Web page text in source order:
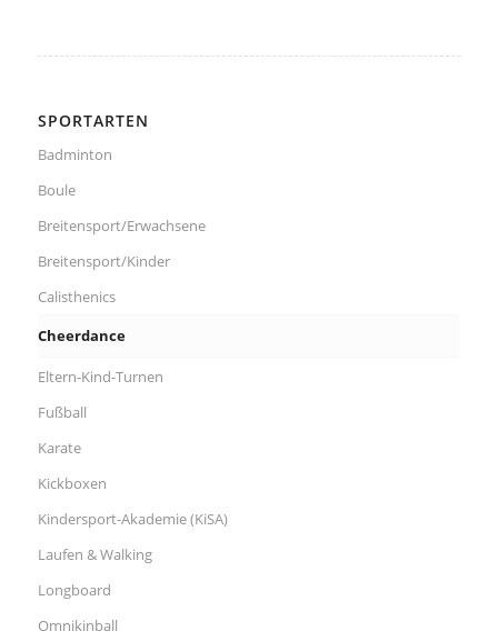
SPORTARTEN
Badminton
Boule
Breitensport/Erwachsene
Breitensport/Kinder
Calisthenics
Cheerdance
Eltern-Kind-Turnen
Fußball
Karate
Kickboxen
Kindersport-Akademie (KiSA)
Laufen & Walking
Longboard
Omnikinball